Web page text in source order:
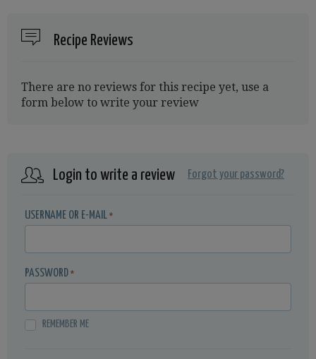
Recipe Reviews
There are no reviews for this recipe yet, use a
form below to write your review
Login to write a review Forgot your password?
USERNAME OR E-MAIL *
PASSWORD *
REMEMBER ME